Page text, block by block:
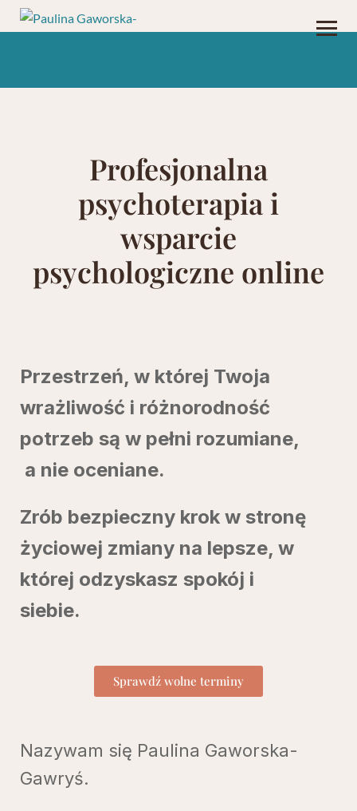
Profesjonalna
psychoterapia i
wsparcie
psychologiczne online​
Przestrzeń, w której Twoja
wrażliwość i różnorodność
potrzeb są w pełni rozumiane,
a nie oceniane.
Zrób bezpieczny krok w stronę
życiowej zmiany na lepsze, w
której odzyskasz spokój i
siebie.
Sprawdź wolne terminy
Nazywam się Paulina Gaworska-
Gawryś.